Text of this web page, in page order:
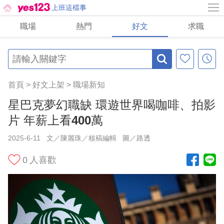
上班這檔事
職場 熱門 好文 求職
首頁 > 好文上架 > 職場新知
星巴克夢幻職缺 環遊世界喝咖啡、拍影
片 年薪上看400萬
2025-6-11 文／陳麗珠／核稿編輯 圖／路透
0 人喜歡